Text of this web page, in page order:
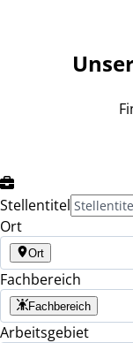
Stellentitel
Ort
Ort
Fachbereich
Fachbereich
Arbeitsgebiet